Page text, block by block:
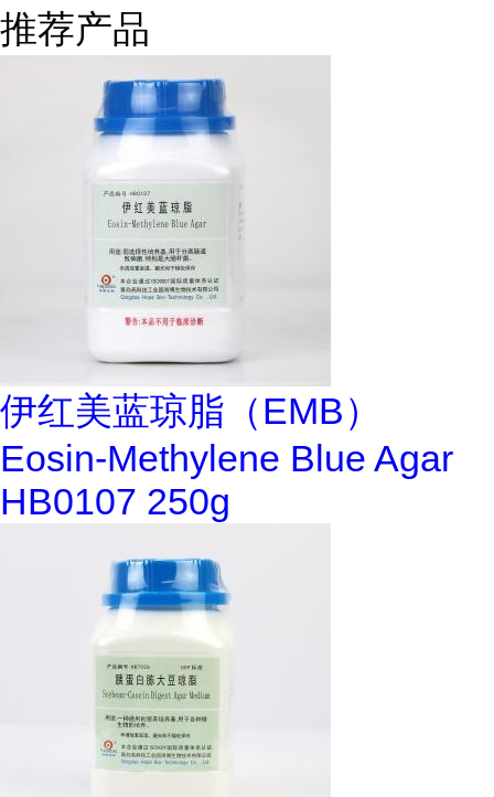
推荐产品
伊红美蓝琼脂（EMB）
Eosin-Methylene Blue Agar
HB0107 250g